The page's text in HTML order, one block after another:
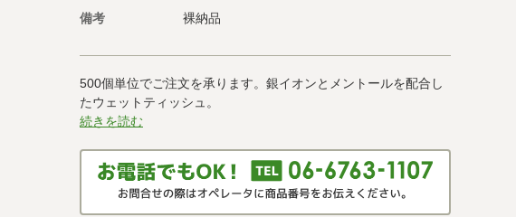
備考
裸納品
500個単位でご注文を承ります。銀イオンとメントールを配合し
たウェットティッシュ。
続きを読む